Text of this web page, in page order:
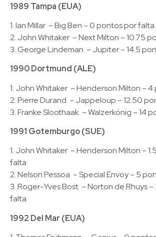
1989 Tampa (EUA)
1. Ian Millar – Big Ben – 0 pontos por falta
2. John Whitaker – Next Milton – 10.75
3. George Lindeman – Jupiter – 14.5
1990 Dortmund (ALE)
1. John Whitaker – Henderson Milton –
2. Pierre Durand – Jappeloup – 12.50
3. Franke Sloothaak – Walzerkönig – 14
1991 Gotemburgo (SUE)
1. John Whitaker – Henderson Milton –
falta
2. Nelson Pessoa – Special Envoy – 5
3. Roger-Yves Bost – Norton de Rhuys
falta
1992 Del Mar (EUA)